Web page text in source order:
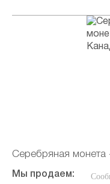
Серебряная монета
Мы продаем: